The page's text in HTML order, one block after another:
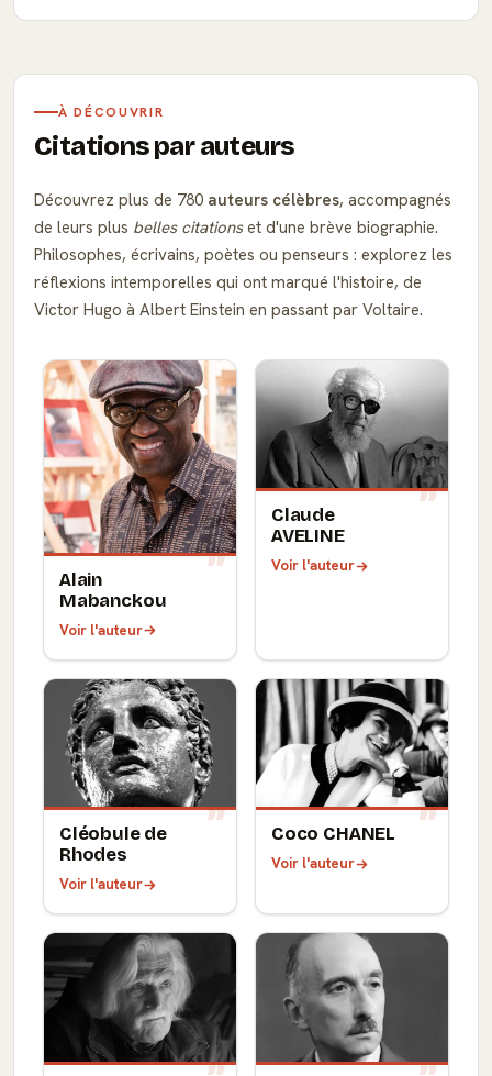
À DÉCOUVRIR
Citations par auteurs
Découvrez plus de 780 auteurs célèbres, accompagnés
de leurs plus belles citationset d'une brève biographie.
Philosophes, écrivains, poètes ou penseurs : explorez les
réflexions intemporelles qui ont marqué l'histoire, de
Victor Hugo à Albert Einstein en passant par Voltaire.
Alain
Mabanckou
Voir l'auteur
Claude
AVELINE
Voir l'auteur
Cléobule de
Rhodes
Voir l'auteur
Coco CHANEL
Voir l'auteur